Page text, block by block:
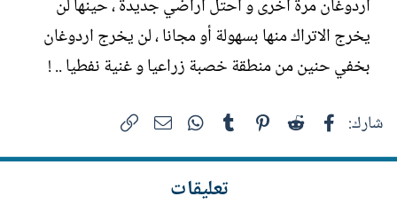
اردوغان مرة أخرى و أحتل اراضي جديدة ، حينها لن
يخرج الاتراك منها بسهولة أو مجانا ، لن يخرج اردوغان
بخفي حنين من منطقة خصبة زراعيا و غنية نفطيا .. !
شارك: فيسبوك Reddit
Pinterest
Tumblr
WhatsAppالبريد الإلكتروني
تعليقات